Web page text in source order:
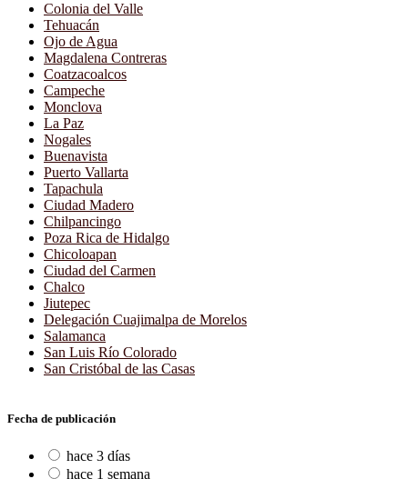
Colonia del Valle
Tehuacán
Ojo de Agua
Magdalena Contreras
Coatzacoalcos
Campeche
Monclova
La Paz
Nogales
Buenavista
Puerto Vallarta
Tapachula
Ciudad Madero
Chilpancingo
Poza Rica de Hidalgo
Chicoloapan
Ciudad del Carmen
Chalco
Jiutepec
Delegación Cuajimalpa de Morelos
Salamanca
San Luis Río Colorado
San Cristóbal de las Casas
Fecha de publicación
hace 3 días
hace 1 semana